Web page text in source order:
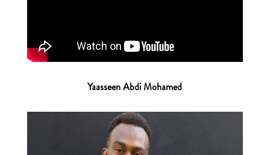
Yaasseen Abdi Mohamed